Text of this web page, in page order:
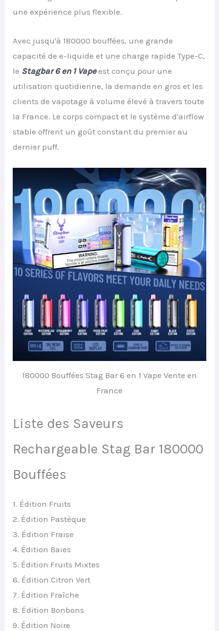
une expérience plus flexible.
Avec jusqu'à 180000 bouffées, une grande
capacité de e-liquide et une charge rapide Type-C,
le Stagbar 6 en 1 Vape est conçu pour une
utilisation quotidienne, la demande en gros et les
clients de vapotage à volume élevé à travers toute
la France. Le corps compact et le système d'airflow
stable offrent un goût constant du premier au
dernier puff.
180000 Bouffées Stag Bar 6 en 1 Vape Vente en
France
Liste des Saveurs
Rechargeable Stag Bar 180000
Bouffées
1. Édition Fruits
2. Édition Pastèque
3. Édition Fraise
4. Édition Baies
5. Édition Fruits Mixtes
6. Édition Citron Vert
7. Édition Fraîche
8. Édition Bonbons
9. Édition Noire